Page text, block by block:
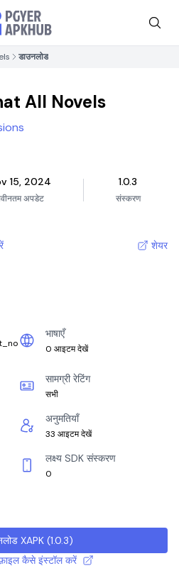
डाउनलोड
All Novels
15, 2024
अपडेट
1.0.3
संस्करण
शेयर
भाषाएँ
0 आइटम देखें
सामग्री रेटिंग
सभी
अनुमतियाँ
33 आइटम देखें
लक्ष्य SDK संस्करण
0
XAPK (1.0.3)
कैसे इंस्टॉल करें